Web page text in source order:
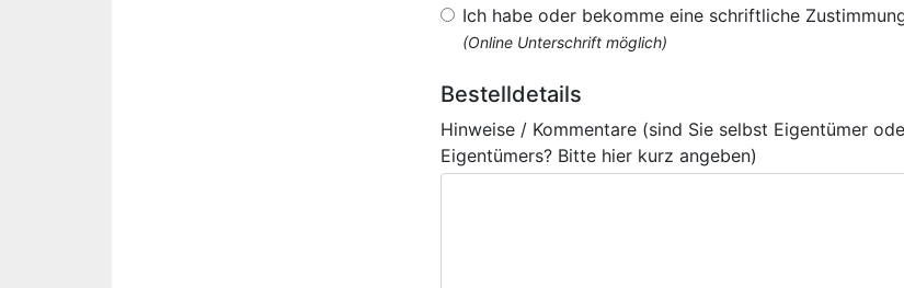
Ich habe oder bekomme eine schriftliche
(Online Unterschrift möglich)
Bestelldetails
Hinweise / Kommentare (sind Sie selbst Eigentümer
Eigentümers? Bitte hier kurz angeben)